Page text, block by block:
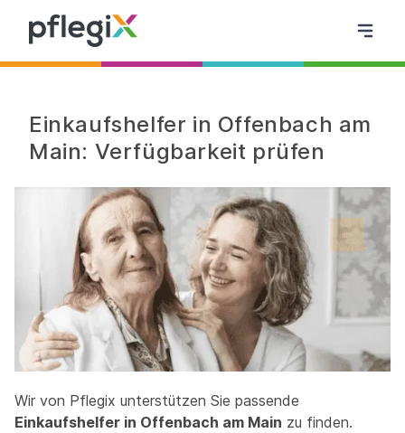
Einkaufshelfer in Offenbach am
Main: Verfügbarkeit prüfen
Wir von Pflegix unterstützen Sie passende
Einkaufshelfer in Offenbach am Main zu finden.